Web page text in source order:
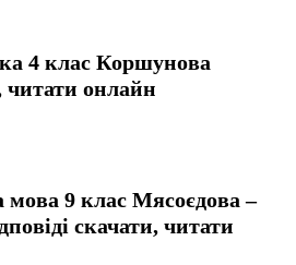
4 клас Коршунова
читати онлайн
мова 9 клас Мясоєдова –
скачати, читати